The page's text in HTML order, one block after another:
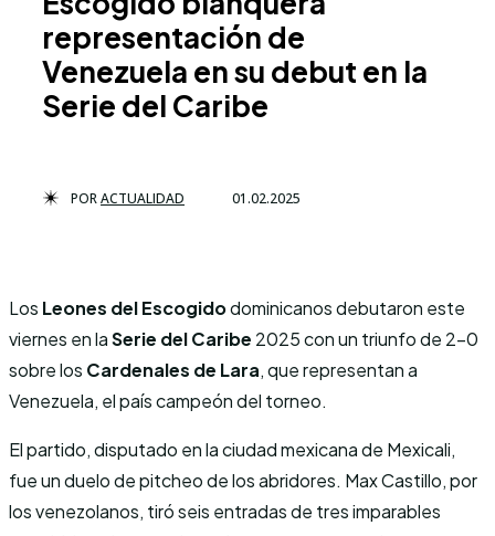
representación de
Venezuela en su debut en la
Serie del Caribe
PORACTUALIDAD 01.02.2025
Los Leones del Escogidodominicanos debutaron este
viernes en laSerie del Caribe 2025 con un triunfo de 2-0
sobre los Cardenales de Lara, que representan a
Venezuela, el país campeón del torneo.
El partido, disputado en la ciudad mexicana de Mexicali,
fue un duelo de pitcheo de los abridores. Max Castillo, por
los venezolanos, tiró seis entradas de tres imparables